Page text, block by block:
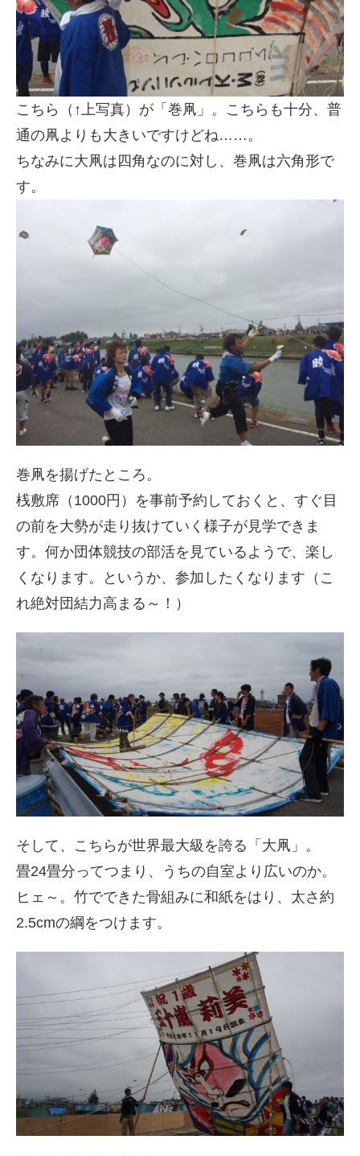
こちら（↑上写真）が「巻凧」。こちらも十分、普
通の凧よりも大きいですけどね……。
ちなみに大凧は四角なのに対し、巻凧は六角形で
す。
巻凧を揚げたところ。
桟敷席（1000円）を事前予約しておくと、すぐ目
の前を大勢が走り抜けていく様子が見学できま
す。何か団体競技の部活を見ているようで、楽し
くなります。というか、参加したくなります（こ
れ絶対団結力高まる～！）
そして、こちらが世界最大級を誇る「大凧」。
畳24畳分ってつまり、うちの自室より広いのか。
ヒェ～。竹でできた骨組みに和紙をはり、太さ約
2.5cmの綱をつけます。